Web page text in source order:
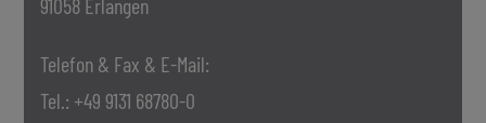
Telefon & Fax & E-Mail:
Tel.: +49 9131 68780-0